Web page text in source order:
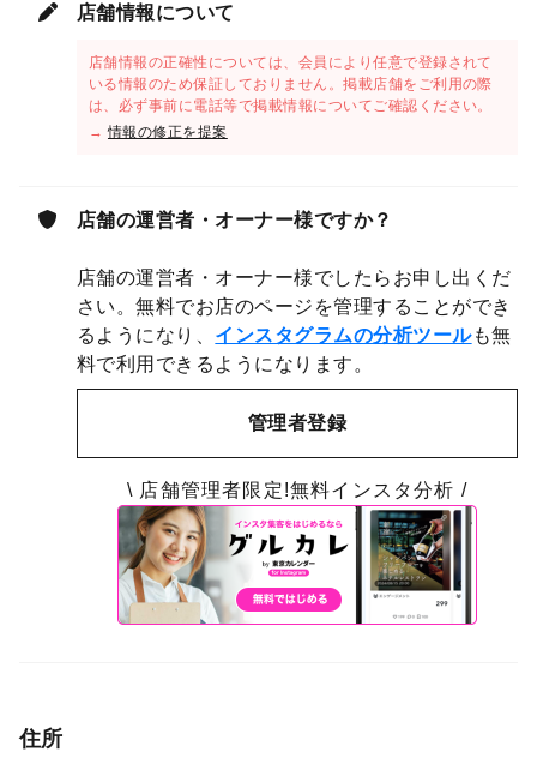
店舗情報について
店舗情報の正確性については、会員により任意で登録されて
いる情報のため保証しておりません。掲載店舗をご利用の際
は、必ず事前に電話等で掲載情報についてご確認ください。
→情報の修正を提案
店舗の運営者・オーナー様ですか？
店舗の運営者・オーナー様でしたらお申し出くだ
さい。無料でお店のページを管理することができ
るようになり、 インスタグラムの分析ツールも無
料で利用できるようになります。
管理者登録
\ 店舗管理者限定!無料インスタ分析 /
住所